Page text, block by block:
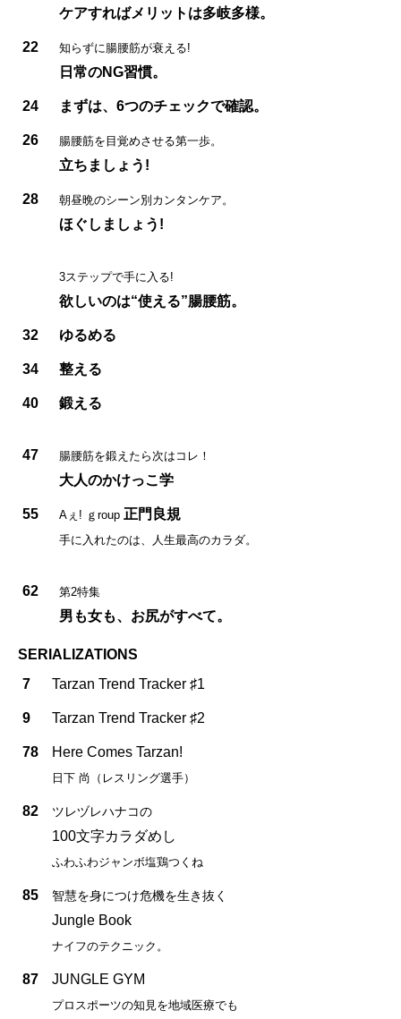
ケアすればメリットは多岐多様。
22 知らずに腸腰筋が衰える!
日常のNG習慣。
24 まずは、6つのチェックで確認。
26 腸腰筋を目覚めさせる第一歩。
立ちましょう!
28 朝昼晩のシーン別カンタンケア。
ほぐしましょう!
3ステップで手に入る!
欲しいのは“使える”腸腰筋。
32 ゆるめる
34 整える
40 鍛える
47 腸腰筋を鍛えたら次はコレ！
大人のかけっこ学
55 Aぇ! ｇroup 正門良規
手に入れたのは、人生最高のカラダ。
62 第2特集
男も女も、お尻がすべて。
SERIALIZATIONS
7
Tarzan Trend Tracker ♯1
9 Tarzan Trend Tracker ♯2
78 Here Comes Tarzan!
日下 尚（レスリング選手）
82 ツレヅレハナコの
100文字カラダめし
ふわふわジャンボ塩鶏つくね
85 智慧を身につけ危機を生き抜く
Jungle Book
ナイフのテクニック。
87 JUNGLE GYM
プロスポーツの知見を地域医療でも